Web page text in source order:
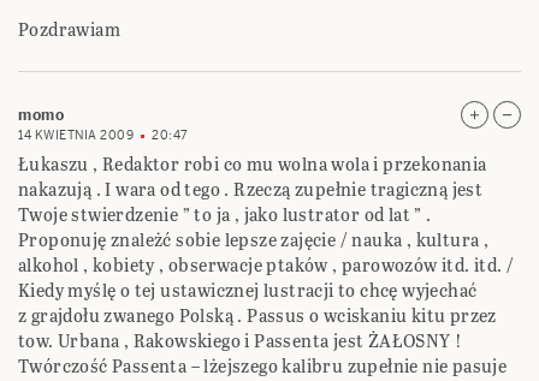
Pozdrawiam
momo
14 KWIETNIA 2009 20:47
Łukaszu , Redaktor robi co mu wolna wola i przekonania
nakazują . I wara od tego . Rzeczą zupełnie tragiczną jest
Twoje stwierdzenie ” to ja , jako lustrator od lat ” .
Proponuję znależć sobie lepsze zajęcie / nauka , kultura ,
alkohol , kobiety , obserwacje ptaków , parowozów itd. itd. /
Kiedy myślę o tej ustawicznej lustracji to chcę wyjechać
z grajdołu zwanego Polską . Passus o wciskaniu kitu przez
tow. Urbana , Rakowskiego i Passenta jest ŻAŁOSNY !
Twórczość Passenta – lżejszego kalibru zupełnie nie pasuje